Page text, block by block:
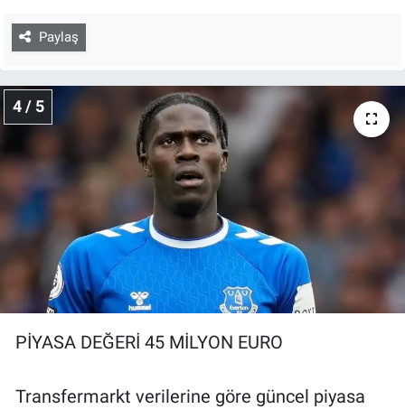
Paylaş
4 / 5
PİYASA DEĞERİ 45 MİLYON EURO
Transfermarkt verilerine göre güncel piyasa